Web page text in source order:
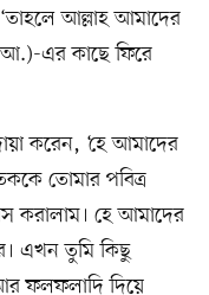
আল্লাহ আমাদের
এর কাছে ফিরে
করেন, ‘হে আমাদের
তোমার পবিত্র
করালাম। হে আমাদের
এখন তুমি কিছু
ফলফলাদি দিয়ে